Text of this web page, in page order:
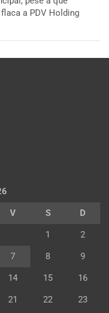
a PDV Holding
V S D
1 2
7 8 9
14 15 16
21 22 23